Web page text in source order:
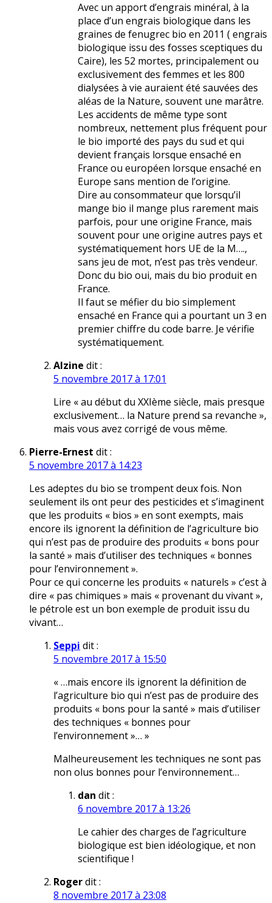
Avec un apport d’engrais minéral, à la
place d’un engrais biologique dans les
graines de fenugrec bio en 2011 ( engrais
biologique issu des fosses sceptiques du
Caire), les 52 mortes, principalement ou
exclusivement des femmes et les 800
dialysées à vie auraient été sauvées des
aléas de la Nature, souvent une marâtre.
Les accidents de même type sont
nombreux, nettement plus fréquent pour
le bio importé des pays du sud et qui
devient français lorsque ensaché en
France ou européen lorsque ensaché en
Europe sans mention de l’origine.
Dire au consommateur que lorsqu’il
mange bio il mange plus rarement mais
parfois, pour une origine France, mais
souvent pour une origine autres pays et
systématiquement hors UE de la M….,
sans jeu de mot, n’est pas très vendeur.
Donc du bio oui, mais du bio produit en
France.
Il faut se méfier du bio simplement
ensaché en France qui a pourtant un 3 en
premier chiffre du code barre. Je vérifie
systématiquement.
Alzine dit :
5 novembre 2017 à 17:01
Lire « au début du XXIème siècle, mais presque
exclusivement… la Nature prend sa revanche »,
mais vous avez corrigé de vous même.
Pierre-Ernest dit :
5 novembre 2017 à 14:23
Les adeptes du bio se trompent deux fois. Non
seulement ils ont peur des pesticides et s’imaginent
que les produits « bios » en sont exempts, mais
encore ils ignorent la définition de l’agriculture bio
qui n’est pas de produire des produits « bons pour
la santé » mais d’utiliser des techniques « bonnes
pour l’environnement ».
Pour ce qui concerne les produits « naturels » c’est à
dire « pas chimiques » mais « provenant du vivant »,
le pétrole est un bon exemple de produit issu du
vivant…
Seppi dit :
5 novembre 2017 à 15:50
« …mais encore ils ignorent la définition de
l’agriculture bio qui n’est pas de produire des
produits « bons pour la santé » mais d’utiliser
des techniques « bonnes pour
l’environnement »… »
Malheureusement les techniques ne sont pas
non olus bonnes pour l’environnement…
dan dit :
6 novembre 2017 à 13:26
Le cahier des charges de l’agriculture
biologique est bien idéologique, et non
scientifique !
Rogerdit :
8 novembre 2017 à 23:08